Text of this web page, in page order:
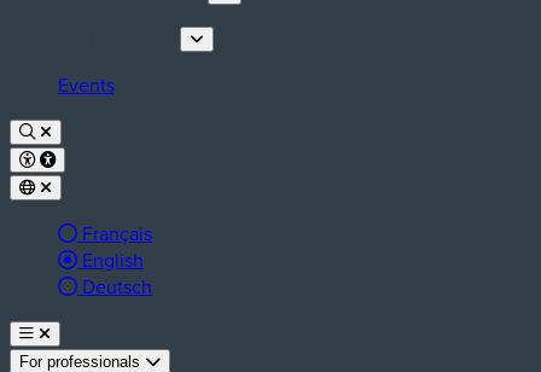
Events
Français
Active language:
English
Deutsch
For professionals